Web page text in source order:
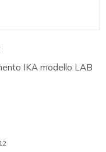
IKA modello LAB